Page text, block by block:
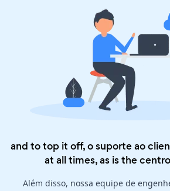
and to top it off, o suporte ao
at all times, as is the
Além disso, nossa equipe de